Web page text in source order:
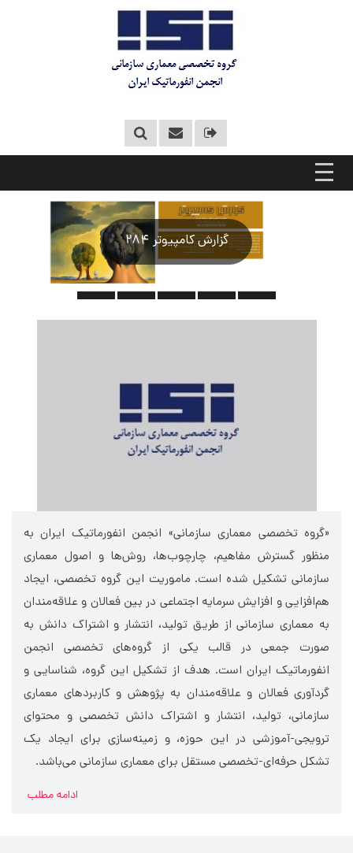
گزارش کامپیوتر 284
«گروه تخصصی معماری سازمانی» انجمن انفورماتیک ایران به
منظور گسترش مفاهیم، چارچوب‌ها، روش‌ها و اصول معماری
سازمانی تشکیل شده است. ماموریت این گروه تخصصی، ایجاد
هم‌­افزایی و افزایش سرمایه اجتماعی در بین فعالان و علاقه‌مندان
به معماری سازمانی از طریق تولید، انتشار و اشتراک دانش به­‌
صورت جمعی در قالب یکی از گروه­‌های تخصصی انجمن
انفورماتیک ایران است. هدف از تشکیل این گروه، شناسایی و
گردآوری فعالان و علاقه­‌مندان به پژوهش و کاربردهای معماری
سازمانی، تولید، انتشار و اشتراک دانش تخصصی و محتوای
ترویجی-آموزشی در این حوزه، و زمینه­‌سازی برای ایجاد یک
تشکل حرفه‌­ای-تخصصی مستقل برای معماری سازمانی می‌باشد.
ادامه مطلب